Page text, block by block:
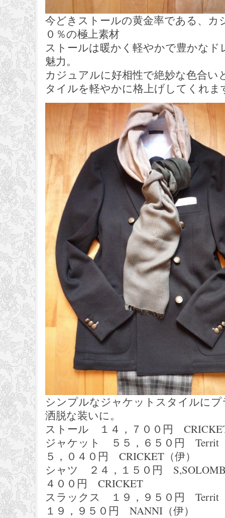
今どきストールの黄金率である、カ
０％の極上素材
ストールは暖かく軽やかで豊かな
魅力。
カジュアルに好相性で絶妙な色合い
タイルを軽やかに格上げしてくれま
シンプルなジャケットスタイルに
洒脱な装いに。
ストール １４，７００円
ジャケット ５５，６５
５，０４０円 CRICKET（伊）
シャツ ２４，１５０円
４００円 CRICKET
スラックス １９，９５
１９，９５０円 NANNI（伊）